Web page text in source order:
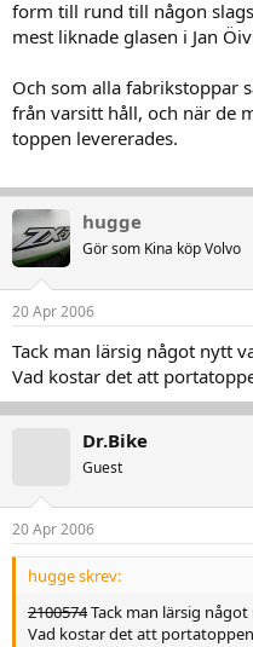
form till rund till någon
mest liknade glasen i Jan
Och som alla fabrikstoppar
från varsitt håll, och när de
toppen levererades.
hugge
Gör som Kina köp Volvo
20 Apr 2006
Tack man lärsig något nytt
Vad kostar det att
Dr.Bike
Guest
20 Apr 2006
hugge skrev:
2100574Tack man lärsig
Vad kostar det att